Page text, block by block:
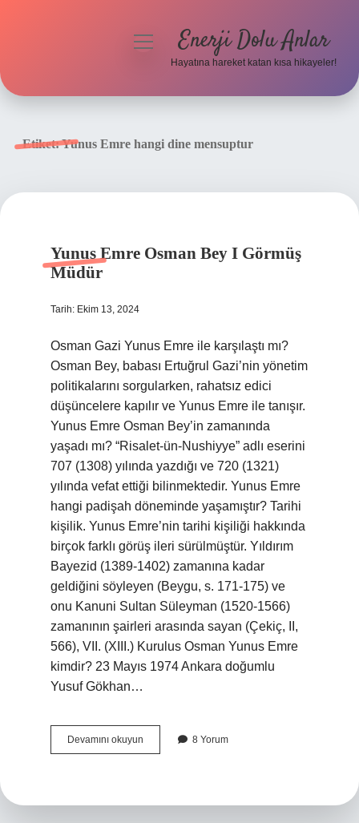
menüyüEnerji Dolu Anlar
Hayatına hareket katan kısa hikayeler!
Etiket:Yunus Emre hangi dine mensuptur
Yunus Emre Osman Bey I Görmüş
Müdür
Tarih: Ekim 13, 2024
Osman Gazi Yunus Emre ile karşılaştı mı?
Osman Bey, babası Ertuğrul Gazi’nin yönetim
politikalarını sorgularken, rahatsız edici
düşüncelere kapılır ve Yunus Emre ile tanışır.
Yunus Emre Osman Bey’in zamanında
yaşadı mı? “Risalet-ün-Nushiyye” adlı eserini
707 (1308) yılında yazdığı ve 720 (1321)
yılında vefat ettiği bilinmektedir. Yunus Emre
hangi padişah döneminde yaşamıştır? Tarihi
kişilik. Yunus Emre’nin tarihi kişiliği hakkında
birçok farklı görüş ileri sürülmüştür. Yıldırım
Bayezid (1389-1402) zamanına kadar
geldiğini söyleyen (Beygu, s. 171-175) ve
onu Kanuni Sultan Süleyman (1520-1566)
zamanının şairleri arasında sayan (Çekiç, II,
566), VII. (XIII.) Kurulus Osman Yunus Emre
kimdir? 23 Mayıs 1974 Ankara doğumlu
Yusuf Gökhan…
Devamını okuyun
Emre
8 Yorum